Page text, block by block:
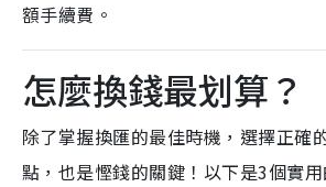
額手續費。
怎麼換錢最划算？
除了掌握換匯的最佳時機，選擇正確
點，也是慳錢的關鍵！以下是3個實